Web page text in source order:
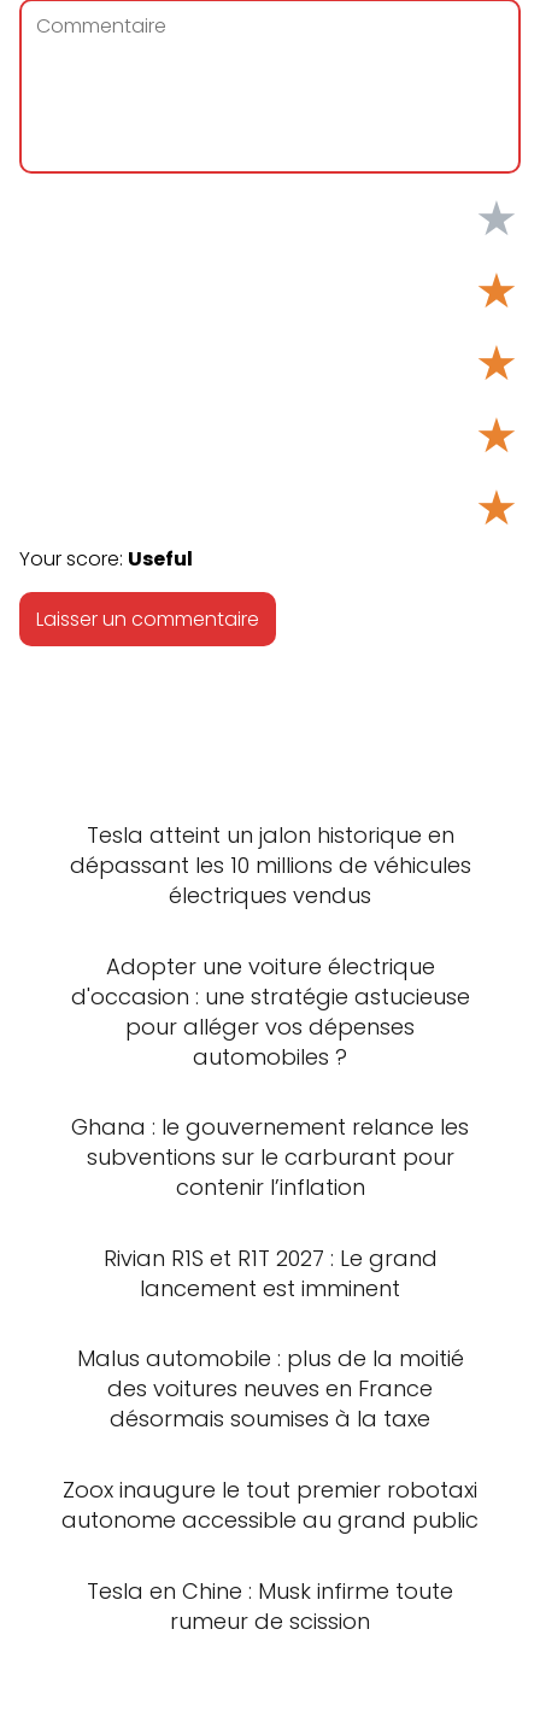
★
★
★
★
★
Your score: Useful
Tesla atteint un jalon historique en
dépassant les 10 millions de véhicules
électriques vendus
Adopter une voiture électrique
d'occasion : une stratégie astucieuse
pour alléger vos dépenses
automobiles ?
Ghana : le gouvernement relance les
subventions sur le carburant pour
contenir l’inflation
Rivian R1S et R1T 2027 : Le grand
lancement est imminent
Malus automobile : plus de la moitié
des voitures neuves en France
désormais soumises à la taxe
Zoox inaugure le tout premier robotaxi
autonome accessible au grand public
Tesla en Chine : Musk infirme toute
rumeur de scission